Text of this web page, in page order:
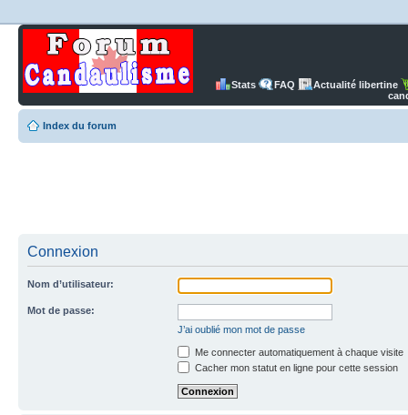
Stats FAQ
Actualité libertine
Index du forum
Connexion
Nom d’utilisateur:
Mot de passe:
J’ai oublié mon mot de passe
Me connecter automatiquement à chaque visite
Cacher mon statut en ligne pour cette session